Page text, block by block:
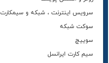
سرویس اینترنت ، شبکه و سیمکارت
سوکت شبکه
سوییچ
سیم کارت ایرانسل